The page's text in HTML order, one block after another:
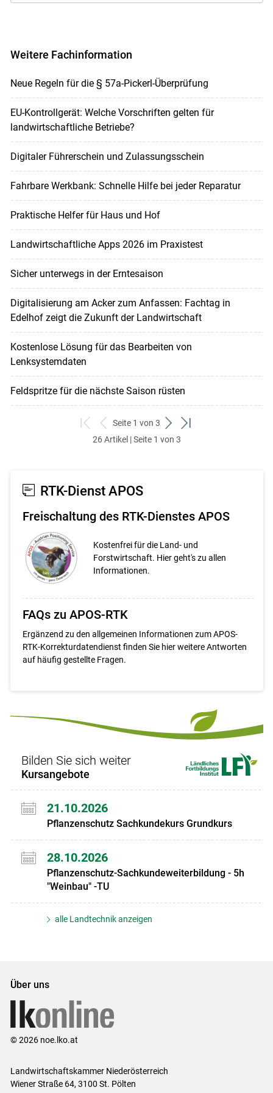
Weitere Fachinformation
Neue Regeln für die § 57a-Pickerl-Überprüfung
EU-Kontrollgerät: Welche Vorschriften gelten für
landwirtschaftliche Betriebe?
Digitaler Führerschein und Zulassungsschein
Fahrbare Werkbank: Schnelle Hilfe bei jeder Reparatur
Praktische Helfer für Haus und Hof
Landwirtschaftliche Apps 2026 im Praxistest
Sicher unterwegs in der Erntesaison
Digitalisierung am Acker zum Anfassen: Fachtag in
Edelhof zeigt die Zukunft der Landwirtschaft
Kostenlose Lösung für das Bearbeiten von
Lenksystemdaten
Feldspritze für die nächste Saison rüsten
zum
ersten
zurück
zum
Seite 1 von 3
weiter
zum
zum
26 Artikel | Seite 1 von 3
RTK-Dienst APOS
Freischaltung des RTK-Dienstes APOS
Kostenfrei für die Land- und
Forstwirtschaft. Hier geht's zu allen
Informationen.
FAQs zu APOS-RTK
Ergänzend zu den allgemeinen Informationen zum APOS-
RTK-Korrekturdatendienst finden Sie hier weitere Antworten
auf häufig gestellte Fragen.
Bilden Sie sich weiter
Kursangebote
21.10.2026
Pflanzenschutz Sachkundekurs Grundkurs
28.10.2026
Pflanzenschutz-Sachkundeweiterbildung - 5h
"Weinbau" -TU
alle Landtechnik anzeigen
Über uns
© 2026 noe.lko.at
Landwirtschaftskammer Niederösterreich
Wiener Straße 64, 3100 St. Pölten